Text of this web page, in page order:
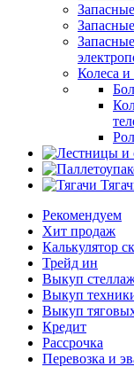
Колеса и
Рекомендуем
Хит продаж
Калькулятор
Трейд ин
Выкуп
Выкуп
Выкуп
Кредит
Рассрочка
Перевозка и